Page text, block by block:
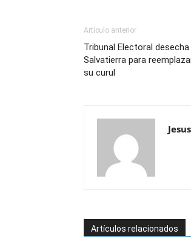
Artículo anterior
Tribunal Electoral
Salvatierra para
su curul
Artículos relacionados